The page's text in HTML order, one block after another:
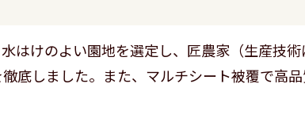
はけのよい園地を選定し、匠農家（生産技
底しました。また、マルチシート被覆で高